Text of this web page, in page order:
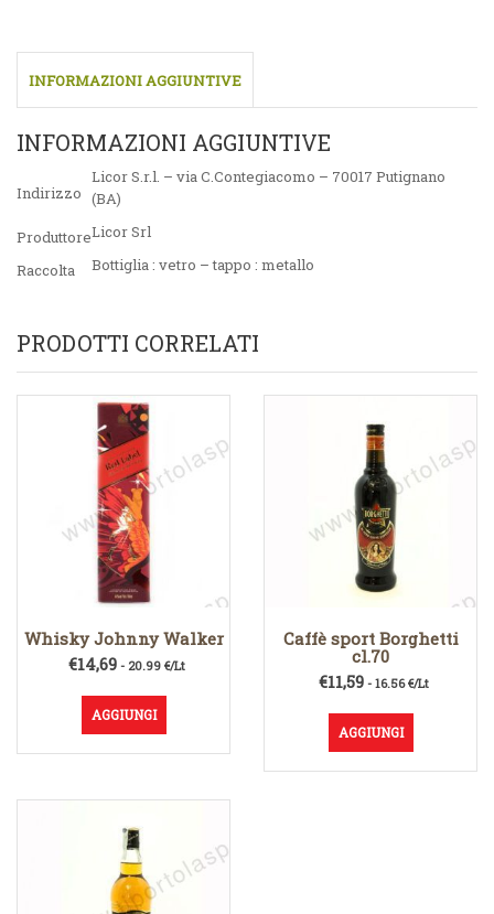
INFORMAZIONI AGGIUNTIVE
INFORMAZIONI AGGIUNTIVE
Indirizzo
Licor S.r.l. – via C.Contegiacomo – 70017 Putignano
(BA)
ProduttoreLicor Srl
Raccolta
Bottiglia : vetro – tappo : metallo
PRODOTTI CORRELATI
Whisky Johnny Walker
€14,69- 20.99 €/Lt
AGGIUNGI
Caffè sport Borghetti
cl.70
€11,59- 16.56 €/Lt
AGGIUNGI